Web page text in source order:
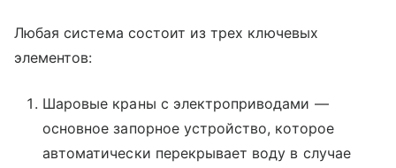
Любая система состоит из трех ключевых
элементов:
Шаровые краны с электроприводами —
основное запорное устройство, которое
автоматически перекрывает воду в случае